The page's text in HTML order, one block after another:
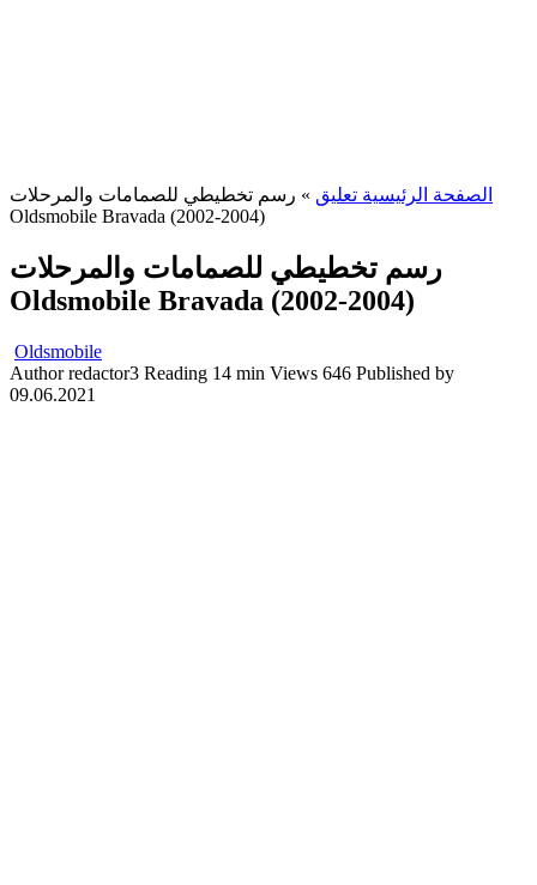
الصفحة الرئيسية تعليق » رسم تخطيطي للصمامات والمرحلات
Oldsmobile Bravada (2002-2004)
رسم تخطيطي للصمامات والمرحلات
Oldsmobile Bravada (2002-2004)
Oldsmobile
Author redactor3 Reading 14 min Views 646 Published by
09.06.2021